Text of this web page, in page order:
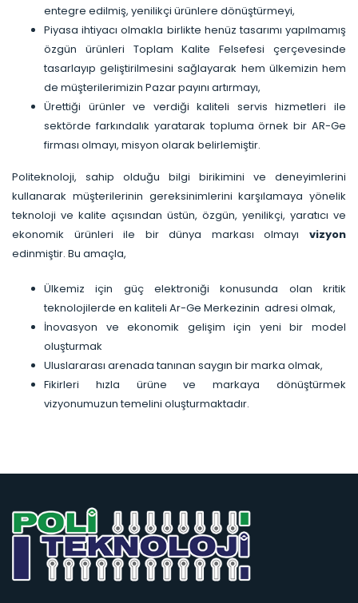
entegre edilmiş, yenilikçi ürünlere dönüştürmeyi,
Piyasa ihtiyacı olmakla birlikte henüz tasarımı yapılmamış
özgün ürünleri Toplam Kalite Felsefesi çerçevesinde
tasarlayıp geliştirilmesini sağlayarak hem ülkemizin hem
de müşterilerimizin Pazar payını artırmayı,
Ürettiği ürünler ve verdiği kaliteli servis hizmetleri ile
sektörde farkındalık yaratarak topluma örnek bir AR-Ge
firması olmayı, misyon olarak belirlemiştir.
Politeknoloji, sahip olduğu bilgi birikimini ve deneyimlerini
kullanarak müşterilerinin gereksinimlerini karşılamaya yönelik
teknoloji ve kalite açısından üstün, özgün, yenilikçi, yaratıcı ve
ekonomik ürünleri ile bir dünya markası olmayı vizyon
edinmiştir. Bu amaçla,
Ülkemiz için güç elektroniği konusunda olan kritik
teknolojilerde en kaliteli Ar-Ge Merkezinin adresi olmak,
İnovasyon ve ekonomik gelişim için yeni bir model
oluşturmak
Uluslararası arenada tanınan saygın bir marka olmak,
Fikirleri hızla ürüne ve markaya dönüştürmek
vizyonumuzun temelini oluşturmaktadır.